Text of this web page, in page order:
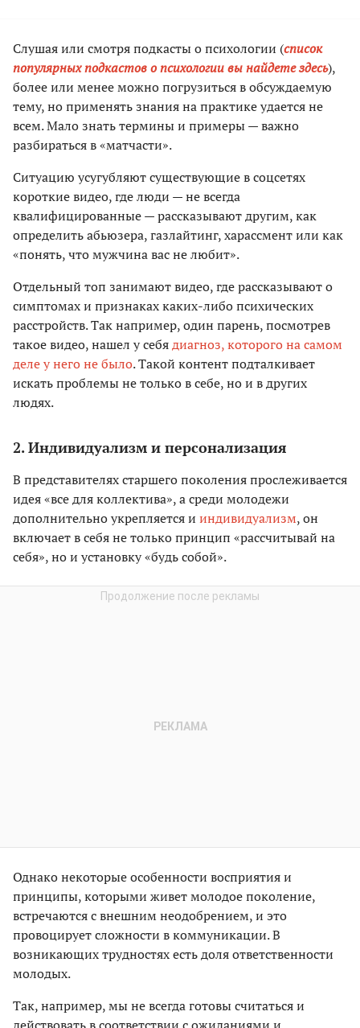
Слушая или смотря подкасты о психологии (список
популярных подкастов о психологии вы найдете здесь),
более или менее можно погрузиться в обсуждаемую
тему, но применять знания на практике удается не
всем. Мало знать термины и примеры — важно
разбираться в «матчасти».
Ситуацию усугубляют существующие в соцсетях
короткие видео, где люди — не всегда
квалифицированные — рассказывают другим, как
определить абьюзера, газлайтинг, харассмент или как
«понять, что мужчина вас не любит».
Отдельный топ занимают видео, где рассказывают о
симптомах и признаках каких-либо психических
расстройств. Так например, один парень, посмотрев
такое видео, нашел у себядиагноз, которого на самом
деле у него не было. Такой контент подталкивает
искать проблемы не только в себе, но и в других
людях.
2. Индивидуализм и персонализация
В представителях старшего поколения прослеживается
идея «все для коллектива», а среди молодежи
дополнительно укрепляется и индивидуализм, он
включает в себя не только принцип «рассчитывай на
себя», но и установку «будь собой».
Однако некоторые особенности восприятия и
принципы, которыми живет молодое поколение,
встречаются с внешним неодобрением, и это
провоцирует сложности в коммуникации. В
возникающих трудностях есть доля ответственности
молодых.
Так, например, мы не всегда готовы считаться и